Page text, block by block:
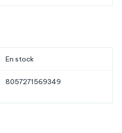
En stock
8057271569349